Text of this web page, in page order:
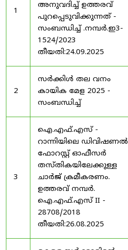
1
അനുവദിച്ച് ഉത്തരവ്
പുറപ്പെടുവിക്കുന്നത് -
സംബന്ധിച്ച് .നമ്പർ.ഇ3-
1524/2023
തീയതി:24.09.2025
2
സർക്കിൾ തല വനം
കായിക മേള 2025 -
സംബന്ധിച്ച്
3
ഐ.എഫ്.എസ് -
റാന്നിയിലെ ഡിവിഷണൽ
ഫോറസ്റ്റ് ഓഫീസർ
തസ്തികയിലേക്കുള്ള
ചാർജ് ക്രമീകരണം.
ഉത്തരവ് നമ്പർ.
ഐ.എഫ്.എസ് II -
28708/2018
തീയതി:26.08.2025